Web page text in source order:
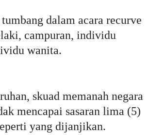
dalam acara recurve
campuran, individu
wanita.
skuad memanah negara
mencapai sasaran lima (5)
yang dijanjikan.